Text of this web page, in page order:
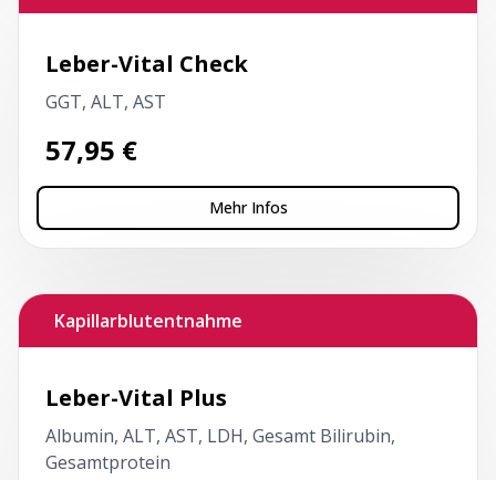
Leber-Vital Check
GGT, ALT, AST
57,95 €
Mehr Infos
Kapillarblutentnahme
Leber-Vital Plus
Albumin, ALT, AST, LDH, Gesamt Bilirubin,
Gesamtprotein